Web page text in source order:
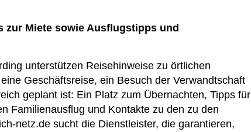
zur Miete sowie Ausflugstipps und
unterstützen Reisehinweise zu örtlichen
Geschäftsreise, ein Besuch der Verwandtschaft
geplant ist: Ein Platz zum Übernachten, Tipps für
Familienausflug und Kontakte zu den zu den
netz.de sucht die Dienstleister, die garantieren,